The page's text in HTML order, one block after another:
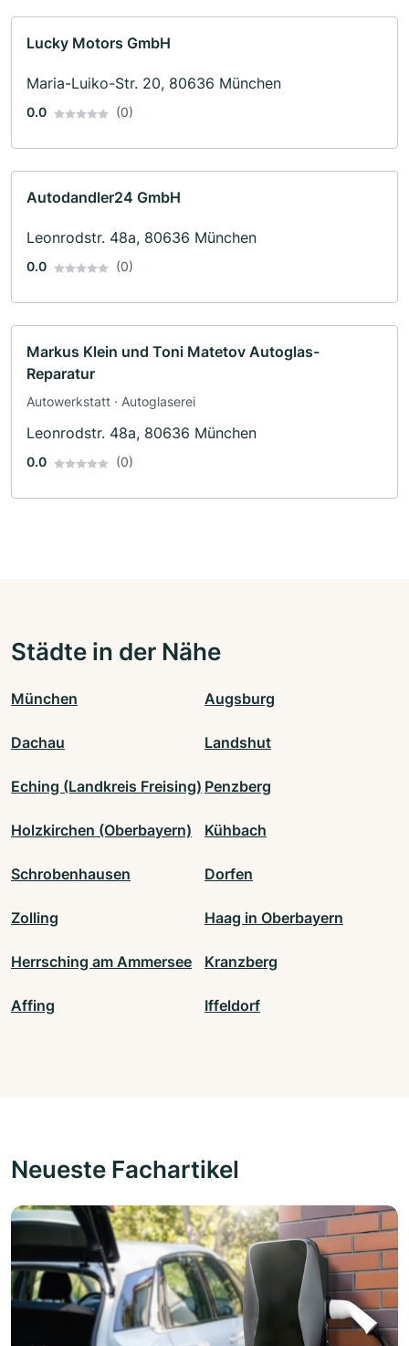
Lucky Motors GmbH
Maria-Luiko-Str. 20, 80636 München
0.0 (0)
Autodandler24 GmbH
Leonrodstr. 48a, 80636 München
0.0 (0)
Markus Klein und Toni Matetov Autoglas-
Reparatur
Autowerkstatt · Autoglaserei
Leonrodstr. 48a, 80636 München
0.0 (0)
Städte in der Nähe
München Augsburg
Dachau Landshut
Eching (Landkreis Freising) Penzberg
Holzkirchen (Oberbayern) Kühbach
Schrobenhausen Dorfen
Zolling Haag in Oberbayern
Herrsching am Ammersee Kranzberg
Affing Iffeldorf
Neueste Fachartikel